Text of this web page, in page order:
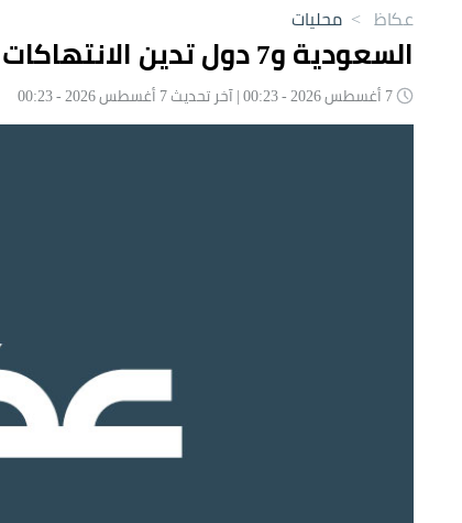
عكاظ > محليات
السعودية و7 دول تدين الانتهاكات الإسرائيلية في غزة